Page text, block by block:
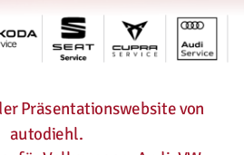
Präsentationswebsite von
autodiehl.